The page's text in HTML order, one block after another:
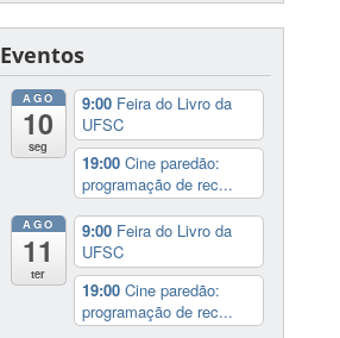
Eventos
AGO
10
seg
9:00 Feira do Livro da
UFSC
19:00 Cine paredão:
programação de rec...
AGO
11
ter
9:00 Feira do Livro da
UFSC
19:00 Cine paredão:
programação de rec...